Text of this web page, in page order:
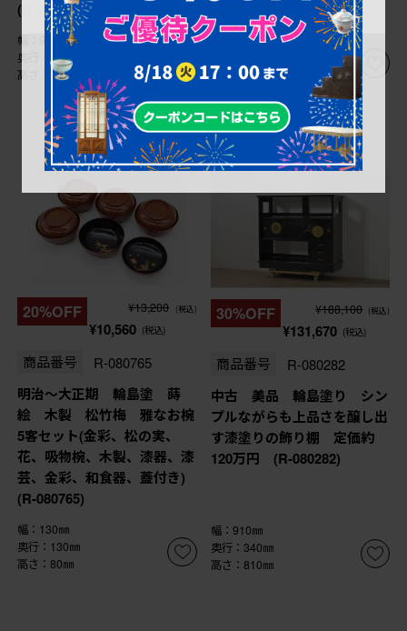
(R-082772)
幅：910㎜
奥行：380㎜
高さ：820㎜
万円 (R-082276)
幅：1,065㎜
高さ：1,520㎜
20%OFF ¥13,200 (税込)
¥10,560 (税込)
商品番号 R-080765
明治〜大正期 輪島塗 蒔
絵 木製 松竹梅 雅なお椀
5客セット(金彩、松の実、
花、吸物椀、木製、漆器、漆
芸、金彩、和食器、蓋付き)
(R-080765)
幅：130㎜
奥行：130㎜
高さ：80㎜
これからリペア予定品
30%OFF ¥188,100 (税込)
¥131,670 (税込)
商品番号 R-080282
中古 美品 輪島塗り シン
プルながらも上品さを醸し出
す漆塗りの飾り棚 定価約
120万円 (R-080282)
幅：910㎜
奥行：340㎜
高さ：810㎜